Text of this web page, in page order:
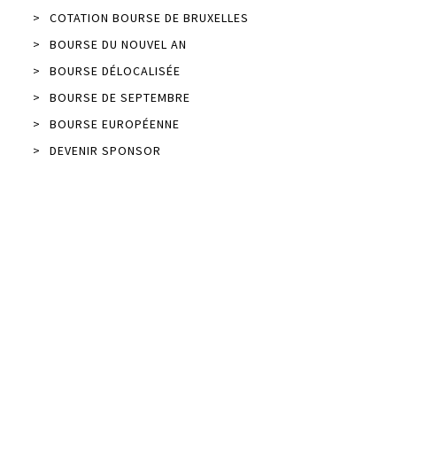
>
COTATION BOURSE DE BRUXELLES
>
BOURSE DU NOUVEL AN
>
BOURSE DÉLOCALISÉE
>
BOURSE DE SEPTEMBRE
>
BOURSE EUROPÉENNE
>
DEVENIR SPONSOR